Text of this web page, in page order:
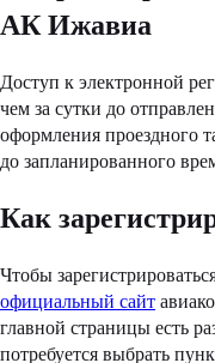
АК Ижавиа
Доступ к электронной
чем за сутки до
оформления проездного
до запланированного
Как
Чтобы
официальный сайт
главной страницы есть
потребуется выбрать